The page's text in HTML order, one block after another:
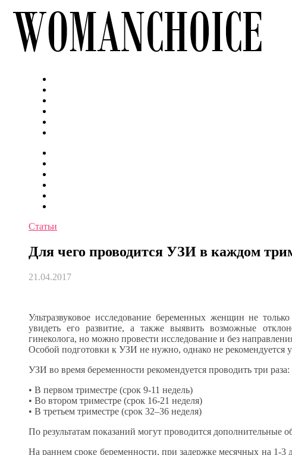
Статьи
Для чего проводится УЗИ в каждом
21.04.2017
Ультразвуковое исследование беременных женщин не
увидеть его развитие, а также выявить возможные
гинеколога, но можно провести исследование и без
Особой подготовки к УЗИ не нужно, однако не рекомендуется
УЗИ во время беременности рекомендуется проводить три раза:
• В первом триместре (срок 9-11 недель)
• Во втором триместре (срок 16-21 неделя)
• В третьем триместре (срок 32–36 неделя)
По результатам показаний могут проводится дополнительные
На раннем сроке беременности, при задержке месячных на 1-3